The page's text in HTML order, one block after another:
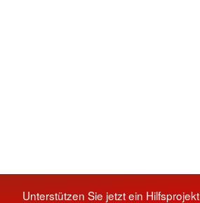
Unterstützen Sie jetzt ein